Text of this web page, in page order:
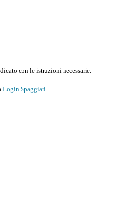
con le istruzioni necessarie.
Login Spaggiari